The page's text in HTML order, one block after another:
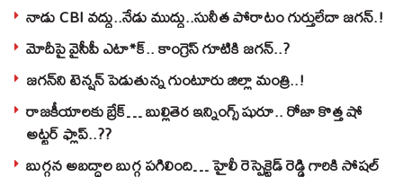
నాడు CBI వద్దు..నేడు ముద్దు..సునీత పోరాటం గుర్తులేదా జగన్.!
మోదీపై వైసీపీ ఎటా*క్.. కాంగ్రెస్ గూటికి జగన్..?
జగన్‌ని టెన్షన్‌ పెడుతున్న గుంటూరు జిల్లా మంత్రి..!
రాజకీయాలకు బ్రేక్… బుల్లితెర ఇన్నింగ్స్ షురూ.. రోజా కొత్త షో
అట్టర్ ఫ్లాప్..??
బుగ్గన అబద్ధాల బుగ్గ పగిలింది… హైలీ రెస్పెక్టెడ్‌ రెడ్డి గారికి సోషల్‌